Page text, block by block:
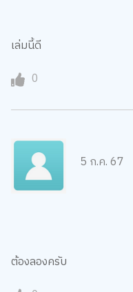
เล่มนี้ดี
0
5 ก.ค. 67
ต้องลองครับ